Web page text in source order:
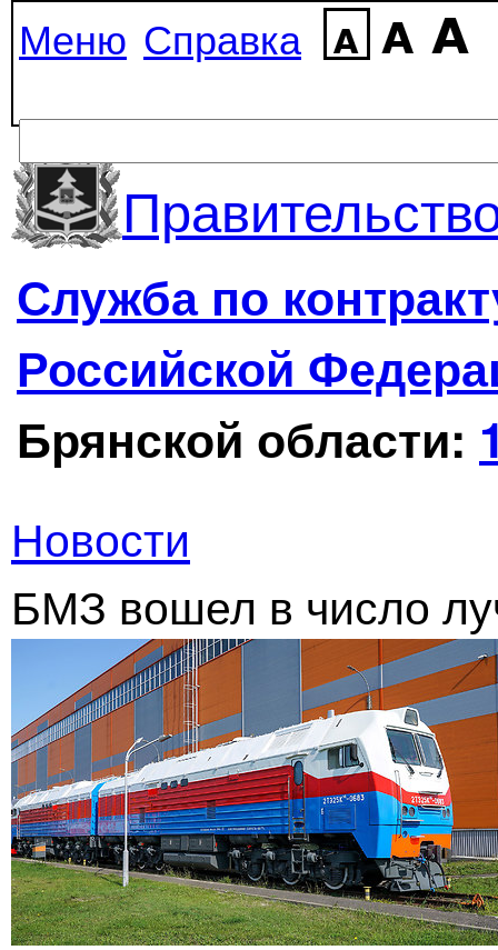
Меню Справка
Служба по
Российской
Брянской области:
Новости
БМЗ вошел в число